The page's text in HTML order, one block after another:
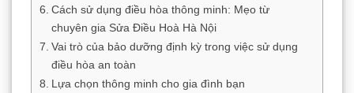
Cách sử dụng điều hòa thông minh: Mẹo từ
chuyên gia Sửa Điều Hoà Hà Nội
Vai trò của bảo dưỡng định kỳ trong việc sử dụng
điều hòa an toàn
Lựa chọn thông minh cho gia đình bạn